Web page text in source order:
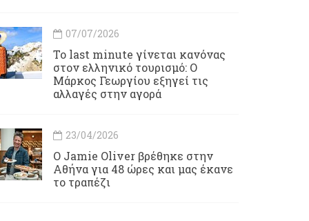
07/07/2026
Το last minute γίνεται κανόνας
στον ελληνικό τουρισμό: Ο
Μάρκος Γεωργίου εξηγεί τις
αλλαγές στην αγορά
23/04/2026
Ο Jamie Oliver βρέθηκε στην
Αθήνα για 48 ώρες και μας έκανε
το τραπέζι